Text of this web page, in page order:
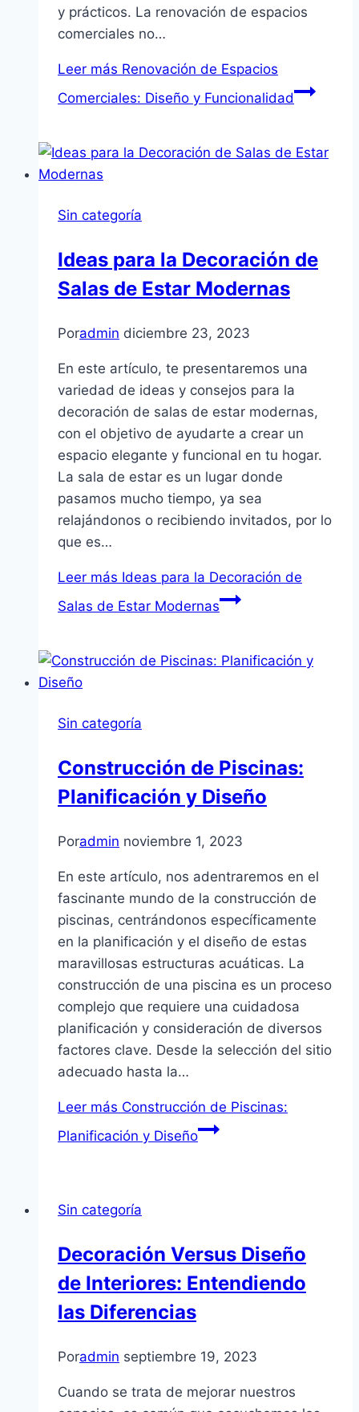
y prácticos. La renovación de espacios
comerciales no…
Leer más Renovación de Espacios
Comerciales: Diseño y Funcionalidad
Sin categoría
Ideas para la Decoración de
Salas de Estar Modernas
Poradmin diciembre 23, 2023
En este artículo, te presentaremos una
variedad de ideas y consejos para la
decoración de salas de estar modernas,
con el objetivo de ayudarte a crear un
espacio elegante y funcional en tu hogar.
La sala de estar es un lugar donde
pasamos mucho tiempo, ya sea
relajándonos o recibiendo invitados, por lo
que es…
Leer más Ideas para la Decoración de
Salas de Estar Modernas
Sin categoría
Construcción de Piscinas:
Planificación y Diseño
Poradmin noviembre 1, 2023
En este artículo, nos adentraremos en el
fascinante mundo de la construcción de
piscinas, centrándonos específicamente
en la planificación y el diseño de estas
maravillosas estructuras acuáticas. La
construcción de una piscina es un proceso
complejo que requiere una cuidadosa
planificación y consideración de diversos
factores clave. Desde la selección del sitio
adecuado hasta la…
Leer más Construcción de Piscinas:
Planificación y Diseño
Sin categoría
Decoración Versus Diseño
de Interiores: Entendiendo
las Diferencias
Poradmin septiembre 19, 2023
Cuando se trata de mejorar nuestros